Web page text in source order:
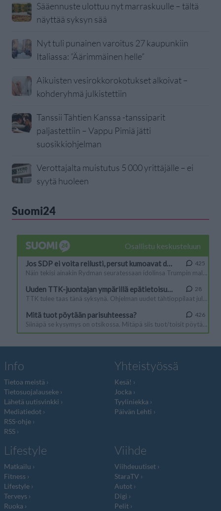
Sääennuste ulottuu nyt marraskuulle – tältä
näyttää syksyn sää
Nyt tuli punainen varoitus 27 kaupunkiin
Italiassa: ”Äärimmäinen helle”
Aikuisten vesirokkorokotukset alkoivat –
kohderyhmä julkistettiin
Tanssii Tähtien Kanssa -tanssiparit
paljastettiin – Vappu Pimiä jätti
suosikkiohjelman
Verottajalta muistutus 5 000 yrittäjälle – ei
syytä huoleen
Suomi24
Info
Tietoa meistä
Tietosuojalauseke
Lähetä uutisvinkki
Mediatiedot
RSS-ohje
RSS
Yhteistyössä
Kesä!
Jocka
Tyyliniekka
Päivän Lehti
Lifestyle
Matkailu
Fitness
Lifestyle
Terveys
Ruoka
Viihde
Viihdeuutiset
StaraTV
Autot
Digi
Pelit